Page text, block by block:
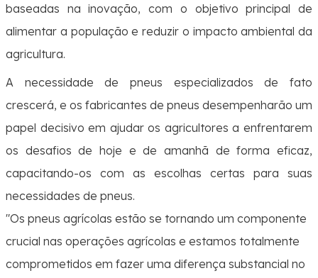
baseadas na inovação, com o objetivo principal de
alimentar a população e reduzir o impacto ambiental da
agricultura.
A necessidade de pneus especializados de fato
crescerá, e os fabricantes de pneus desempenharão um
papel decisivo em ajudar os agricultores a enfrentarem
os desafios de hoje e de amanhã de forma eficaz,
capacitando-os com as escolhas certas para suas
necessidades de pneus.
"Os pneus agrícolas estão se tornando um componente
crucial nas operações agrícolas e estamos totalmente
comprometidos em fazer uma diferença substancial no